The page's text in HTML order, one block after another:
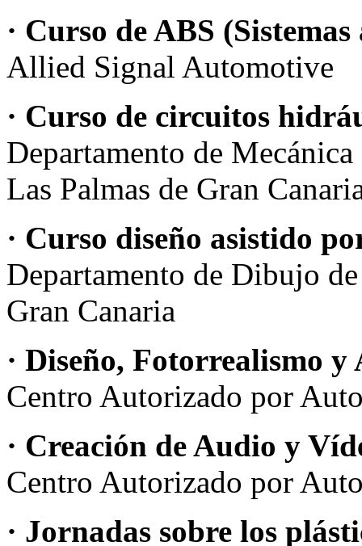
· Curso de ABS
Allied Signal Automotive
· Curso de circuitos
Departamento de
Las Palmas de Gran
· Curso diseño asistido
Departamento de Dibujo
Gran Canaria
· Diseño, Fotorrealismo
Centro Autorizado por
· Creación de Audio y
Centro Autorizado por
· Jornadas sobre los